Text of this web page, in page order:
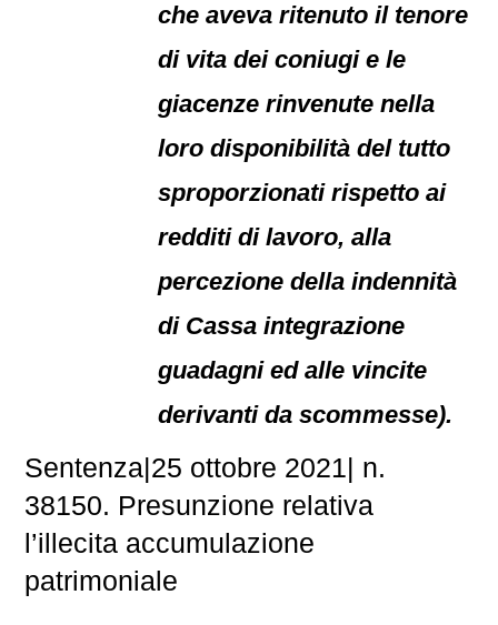
che aveva ritenuto il tenore
di vita dei coniugi e le
giacenze rinvenute nella
loro disponibilità del tutto
sproporzionati rispetto ai
redditi di lavoro, alla
percezione della indennità
di Cassa integrazione
guadagni ed alle vincite
derivanti da scommesse).
Sentenza|25 ottobre 2021| n.
38150. Presunzione relativa
l’illecita accumulazione
patrimoniale